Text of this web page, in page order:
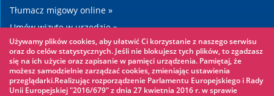
Tłumacz migowy online »
Umów wizytę w urzędzie »
Drogi »
Warto zobaczyć
Używamy plików cookies, aby ułatwić Ci korzystanie z naszego serwisu
oraz do celów statystycznych. Jeśli nie blokujesz tych plików, to zgadzasz
się na ich użycie oraz zapisanie w pamięci urządzenia. Pamiętaj, że
możesz samodzielnie zarządzać cookies, zmieniając ustawienia
przeglądarki.Realizując rozporządzenie Parlamentu Europejskiego i Rady
Unii Europejskiej "2016/679" z dnia 27 kwietnia 2016 r. w sprawie